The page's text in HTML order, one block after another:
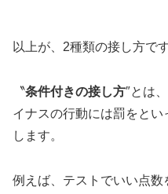
以上が、2種類の接し方です
〝条件付きの接し方″とは
イナスの行動には罰をと
します。
例えば、テストでいい点